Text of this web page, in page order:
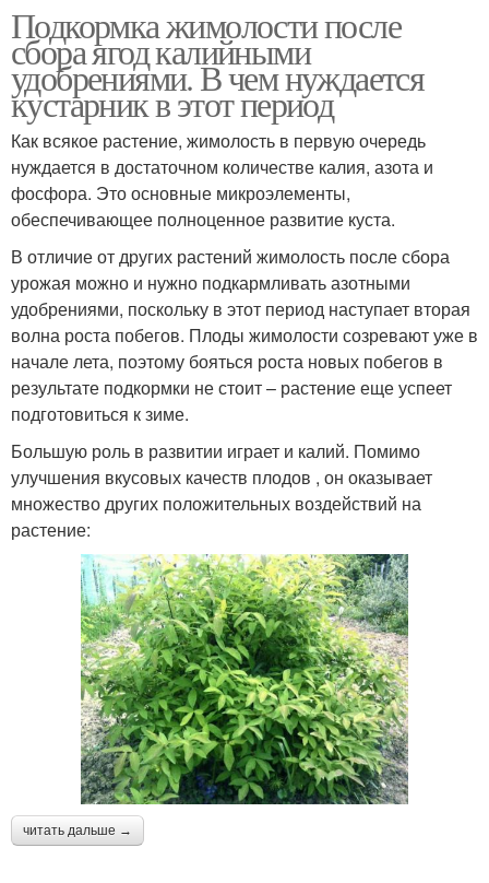
Подкормка жимолости после
сбора ягод калийными
удобрениями. В чем нуждается
кустарник в этот период
Как всякое растение, жимолость в первую очередь
нуждается в достаточном количестве калия, азота и
фосфора. Это основные микроэлементы,
обеспечивающее полноценное развитие куста.
В отличие от других растений жимолость после сбора
урожая можно и нужно подкармливать азотными
удобрениями, поскольку в этот период наступает вторая
волна роста побегов. Плоды жимолости созревают уже в
начале лета, поэтому бояться роста новых побегов в
результате подкормки не стоит – растение еще успеет
подготовиться к зиме.
Большую роль в развитии играет и калий. Помимо
улучшения вкусовых качеств плодов , он оказывает
множество других положительных воздействий на
растение:
читать дальше →